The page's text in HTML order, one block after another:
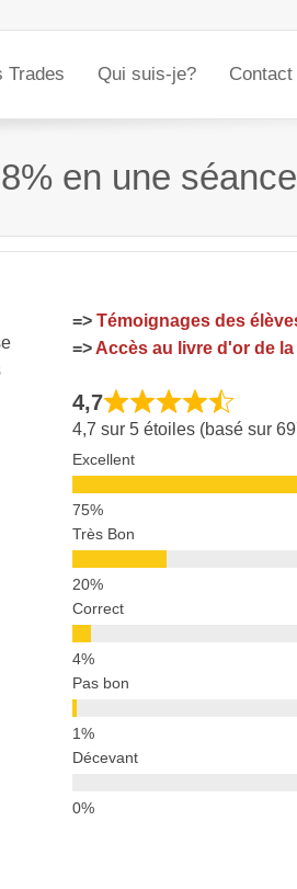
Trades Qui suis-je? Contact
en une
=> Témoignages des
=> Accès au livre d'or de
4,7
4,7 sur 5 étoiles (basé sur
Excellent
Très Bon
Correct
Pas bon
Décevant